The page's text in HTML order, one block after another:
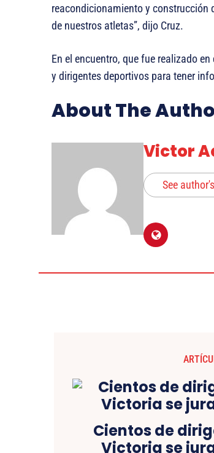
reacondicionamiento y construcción
de nuestros atletas”, dijo Cruz.
En el encuentro, que fue realizado
y dirigentes deportivos para tener
About The
Victor
See
Cientos de
Victoria se